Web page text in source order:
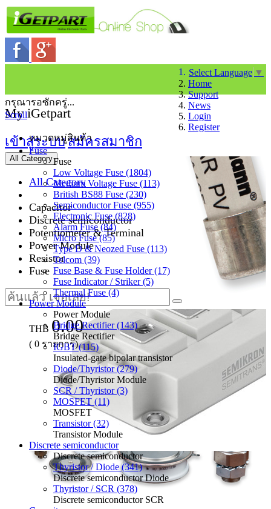
Select Language ▼
Home
Support
News
Login
Register
My iGetpart
เข้าสู่ระบบสมัครสมาชิก
All Category
All Category
Capacitor
Discrete semiconductor
Potentiometer & Terminal
Power Module
Resistor
Fuse
THB 0.00
( 0 รายการ)
กรุณารอซักครู่...
Scroll
หมวดหมู่สินค้า
Fuse
Fuse
Low Voltage Fuse (1804)
Medium Voltage Fuse (113)
British BS88 Fuse (230)
Semiconductor Fuse (955)
Electronic Fuse (828)
Alarm Fuse (84)
Micro Fuse (85)
Type D & Neozed Fuse (113)
Telcom (39)
Fuse Base & Fuse Holder (17)
Fuse Indicator / Striker (5)
Thermal Fuse (4)
Power Module
Power Module
Bridge Rectifier (143)
Bridge Rectifier
IGBT (115)
Insulated-gate bipolar transistor
Diode/Thyristor (279)
Diode/Thyristor Module
SCR / Thyristor (3)
MOSFET (11)
MOSFET
Transistor (32)
Transistor Module
Discrete semiconductor
Discrete semiconductor
Thyristor / Diode (341)
Discrete semiconductor Diode
Thyristor / SCR (378)
Discrete semiconductor SCR